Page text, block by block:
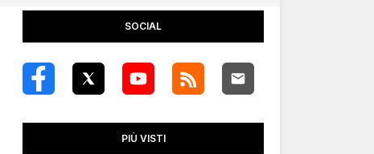
SOCIAL
PIÙ VISTI